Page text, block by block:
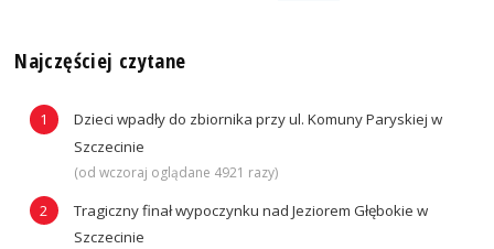
Najczęściej czytane
Dzieci wpadły do zbiornika przy ul. Komuny Paryskiej w
Szczecinie
(od wczoraj oglądane 4921 razy)
Tragiczny finał wypoczynku nad Jeziorem Głębokie w
Szczecinie